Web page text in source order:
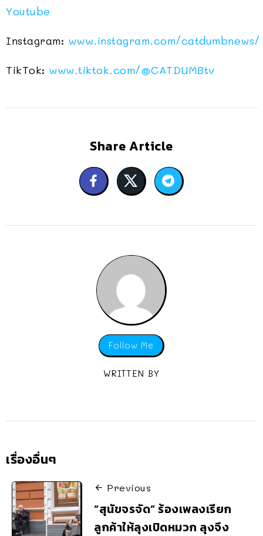
Youtube
Instagram: www.instagram.com/catdumbnews/
TikTok: www.tiktok.com/@CATDUMBtv
Share Article
Follow Me
WRITTEN BY
เรื่องอื่นๆ
Previous
“สุนัขจรจัด” ร้องเพลงเรียก
ลูกค้าให้ลุงเปิดหมวก ลุงจึง